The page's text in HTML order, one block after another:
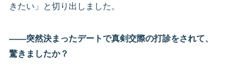
きたい」と切り出しました。
――突然決まったデートで真剣交際の打診をされて、
驚きましたか？